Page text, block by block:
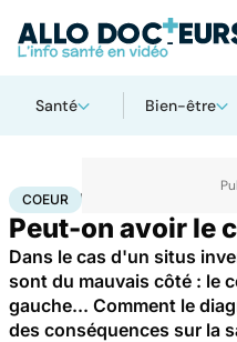
Santé Bien-être
AccueilSanté Maladies
COEUR
Peut-on avoir le
Dans le cas d'un situs
sont du mauvais côté : le
gauche... Comment le
des conséquences sur la